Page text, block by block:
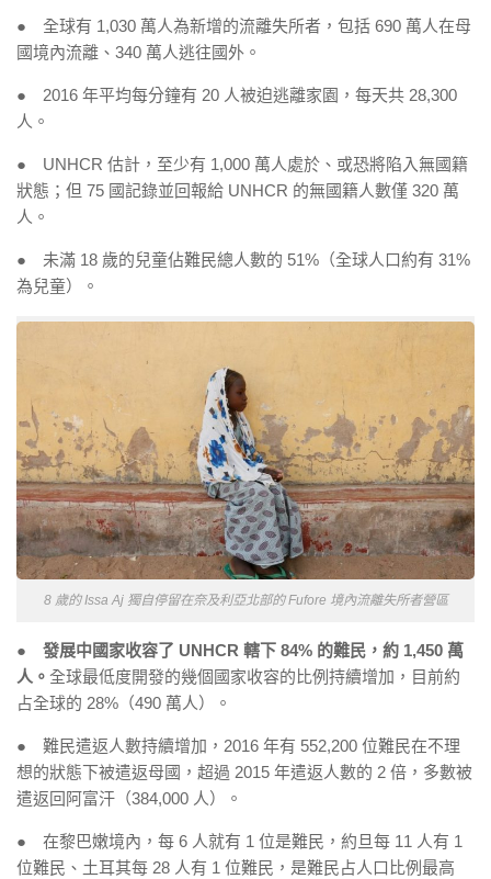
● 全球有 1,030 萬人為新增的流離失所者，包括 690 萬人在母
國境內流離、340 萬人逃往國外。
● 2016 年平均每分鐘有 20 人被迫逃離家園，每天共 28,300
人。
● UNHCR 估計，至少有 1,000 萬人處於、或恐將陷入無國籍
狀態；但 75 國記錄並回報給 UNHCR 的無國籍人數僅 320 萬
人。
● 未滿 18 歲的兒童佔難民總人數的 51%（全球人口約有 31%
為兒童）。
8 歲的 Issa Aj 獨自停留在奈及利亞北部的 Fufore 境內流離失所者營區
● 發展中國家收容了 UNHCR 轄下 84% 的難民，約 1,450 萬
人。 全球最低度開發的幾個國家收容的比例持續增加，目前約
占全球的 28%（490 萬人）。
● 難民遣返人數持續增加，2016 年有 552,200 位難民在不理
想的狀態下被遣返母國，超過 2015 年遣返人數的 2 倍，多數被
遣返回阿富汗（384,000 人）。
● 在黎巴嫩境內，每 6 人就有 1 位是難民，約旦每 11 人有 1
位難民、土耳其每 28 人有 1 位難民，是難民占人口比例最高